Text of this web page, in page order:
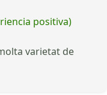
positiva)
varietat de